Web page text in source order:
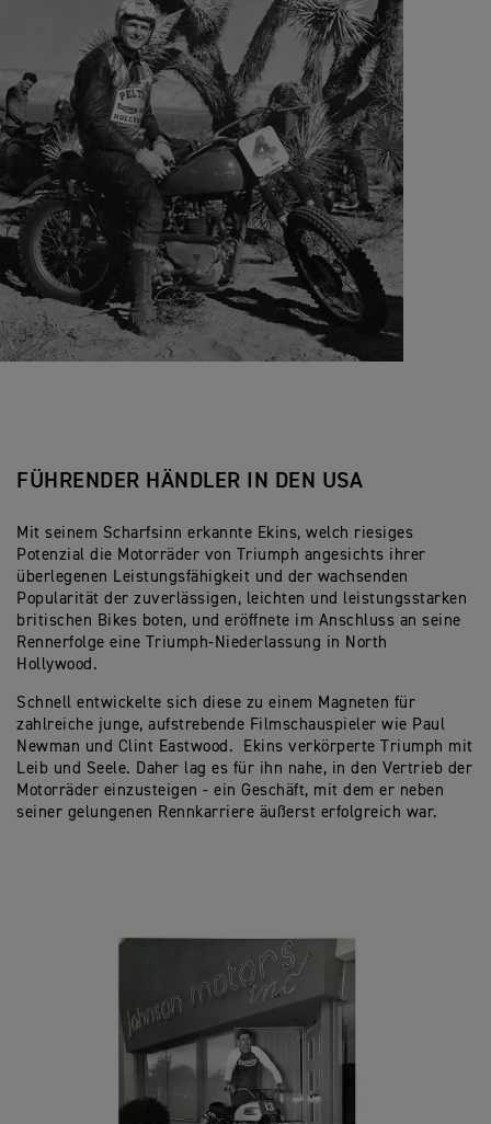
FÜHRENDER HÄNDLER IN DEN USA
Mit seinem Scharfsinn erkannte Ekins, welch riesiges
Potenzial die Motorräder von Triumph angesichts ihrer
überlegenen Leistungsfähigkeit und der wachsenden
Popularität der zuverlässigen, leichten und leistungsstarken
britischen Bikes boten, und eröffnete im Anschluss an seine
Rennerfolge eine Triumph-Niederlassung in North
Hollywood.
Schnell entwickelte sich diese zu einem Magneten für
zahlreiche junge, aufstrebende Filmschauspieler wie Paul
Newman und Clint Eastwood. Ekins verkörperte Triumph mit
Leib und Seele. Daher lag es für ihn nahe, in den Vertrieb der
Motorräder einzusteigen - ein Geschäft, mit dem er neben
seiner gelungenen Rennkarriere äußerst erfolgreich war.